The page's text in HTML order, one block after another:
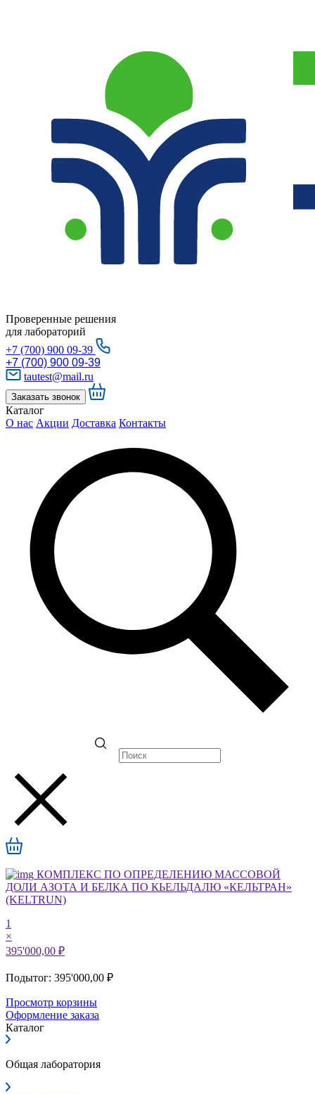
Проверенные решения
для лабораторий
+7 (700) 900 09-39
+7 (700) 900 09-39
tautest@mail.ru
Заказать звонок
Каталог
О нас Акции Доставка Контакты
КОМПЛЕКС ПО ОПРЕДЕЛЕНИЮ МАССОВОЙ
ДОЛИ АЗОТА И БЕЛКА ПО КЬЕЛЬДАЛЮ «КЕЛЬТРАН»
(KELTRUN)
1
×
395'000,00 ₽
Подытог: 395'000,00 ₽
Просмотр корзины
Оформление заказа
Каталог
Общая лаборатория